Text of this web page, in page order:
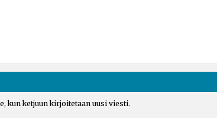
kun ketjuun kirjoitetaan uusi viesti.